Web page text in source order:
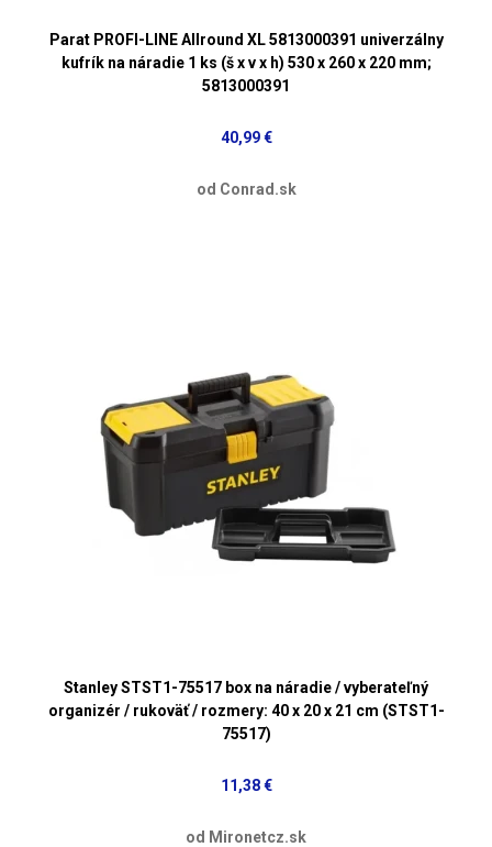
Parat PROFI-LINE Allround XL 5813000391 univerzálny
kufrík na náradie 1 ks (š x v x h) 530 x 260 x 220 mm;
5813000391
40,99 €
od Conrad.sk
Stanley STST1-75517 box na náradie / vyberateľný
organizér / rukoväť / rozmery: 40 x 20 x 21 cm (STST1-
75517)
11,38 €
od Mironetcz.sk